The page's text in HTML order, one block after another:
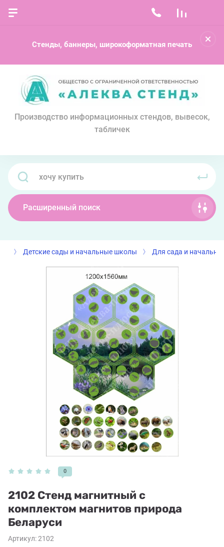
Стенды, баннеры, широкоформатная печать
Производство информационных стендов, вывесок,
табличек
Расширенный поиск
Детские сады и начальные школы Для сада и
0
2102 Стенд магнитный с
комплектом магнитов природа
Беларуси
Артикул:2102